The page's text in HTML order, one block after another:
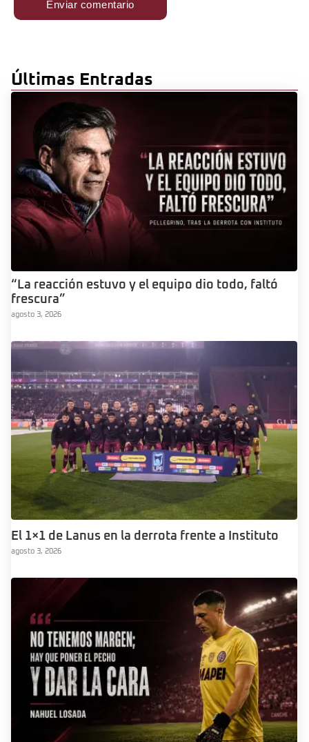
Últimas Entradas
“La reacción estuvo y el equipo dio todo, faltó
frescura”
agosto 3, 2026
El 1×1 de Lanus en la derrota frente a Instituto
agosto 3, 2026